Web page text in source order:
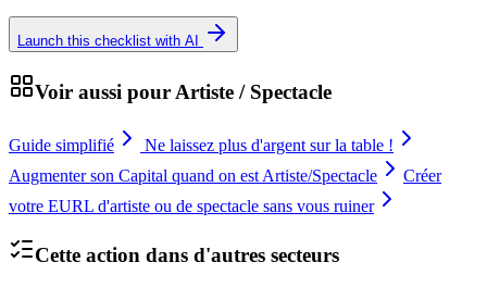
Launch this checklist with AI
Voir aussi pour Artiste / Spectacle
Guide simplifié
Ne laissez plus d'argent sur la table !
Augmenter son Capital quand on est Artiste/Spectacle
Créer
votre EURL d'artiste ou de spectacle sans vous ruiner
Cette action dans d'autres secteurs